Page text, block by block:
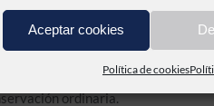
Aceptar cookies
Política de cookies
limpieza y reperfilado
termoplástica en
mezcla bituminosa en
ordinaria.